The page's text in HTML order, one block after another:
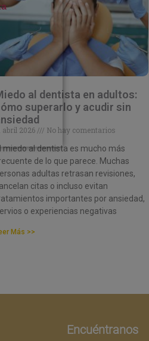
al dentista en adultos:
superarlo y acudir sin
abril 2026
No hay comentarios
miedo al dentista es mucho más
de lo que parece. Muchas
adultas retrasan revisiones,
citas o incluso evitan
importantes por ansiedad,
o experiencias negativas
Más >>
Encuéntranos